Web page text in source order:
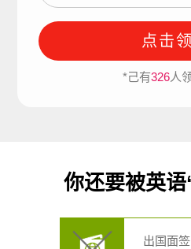
点击
*己有326人
你还要被英语
出国面